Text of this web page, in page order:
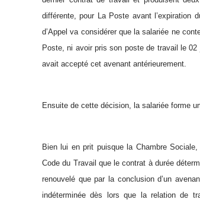
différente, pour La Poste avant l’expiration
d’Appel va considérer que la salariée ne
Poste, ni avoir pris son poste de travail le 02
avait accepté cet avenant antérieurement.
Ensuite de cette décision, la salariée forme
Bien lui en prit puisque la Chambre
Code du Travail que le contrat à durée
renouvelé que par la conclusion d’un
indéterminée dès lors que la relation de